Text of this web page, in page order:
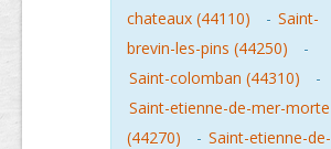
chateaux (44110)
- Saint-
brevin-les-pins (44250)
-
Saint-colomban (44310)
-
Saint-etienne-de-mer-morte
(44270)
- Saint-etienne-de-